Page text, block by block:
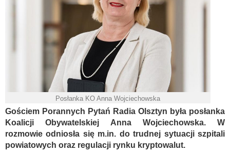
Posłanka KO Anna Wojciechowska
Gościem Porannych Pytań Radia Olsztyn była posłanka
Koalicji Obywatelskiej Anna Wojciechowska. W
rozmowie odniosła się m.in. do trudnej sytuacji szpitali
powiatowych oraz regulacji rynku kryptowalut.